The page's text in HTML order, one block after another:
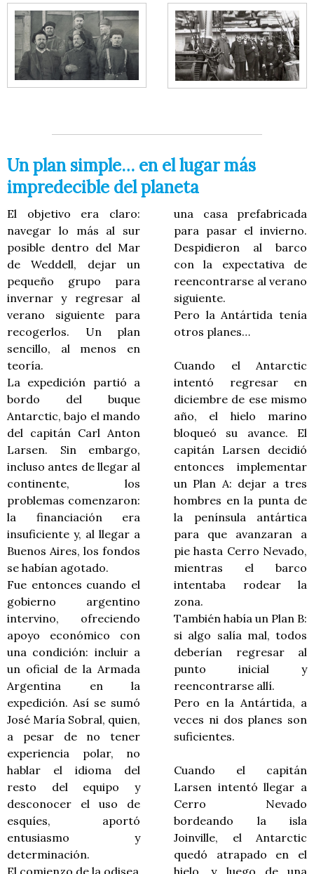
Un plan simple… en el lugar más
impredecible del planeta
El objetivo era claro:
navegar lo más al sur
posible dentro del Mar
de Weddell, dejar un
pequeño grupo para
invernar y regresar al
verano siguiente para
recogerlos. Un plan
sencillo, al menos en
teoría.
La expedición partió a
bordo del buque
Antarctic, bajo el mando
del capitán Carl Anton
Larsen. Sin embargo,
incluso antes de llegar al
continente, los
problemas comenzaron:
la financiación era
insuficiente y, al llegar a
Buenos Aires, los fondos
se habían agotado.
Fue entonces cuando el
gobierno argentino
intervino, ofreciendo
apoyo económico con
una condición: incluir a
un oficial de la Armada
Argentina en la
expedición. Así se sumó
José María Sobral, quien,
a pesar de no tener
experiencia polar, no
hablar el idioma del
resto del equipo y
desconocer el uso de
esquíes, aportó
entusiasmo y
determinación.
El comienzo de la odisea
una casa prefabricada
para pasar el invierno.
Despidieron al barco
con la expectativa de
reencontrarse al verano
siguiente.
Pero la Antártida tenía
otros planes…
Cuando el Antarctic
intentó regresar en
diciembre de ese mismo
año, el hielo marino
bloqueó su avance. El
capitán Larsen decidió
entonces implementar
un Plan A: dejar a tres
hombres en la punta de
la península antártica
para que avanzaran a
pie hasta Cerro Nevado,
mientras el barco
intentaba rodear la
zona.
También había un Plan B:
si algo salía mal, todos
deberían regresar al
punto inicial y
reencontrarse allí.
Pero en la Antártida, a
veces ni dos planes son
suficientes.
Cuando el capitán
Larsen intentó llegar a
Cerro Nevado
bordeando la isla
Joinville, el Antarctic
quedó atrapado en el
hielo, y luego de una